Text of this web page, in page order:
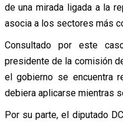
de una mirada ligada a la
asocia a los sectores más
Consultado por este
presidente de la comisión
el gobierno se encuentra
debiera aplicarse mientras
Por su parte, el diputado